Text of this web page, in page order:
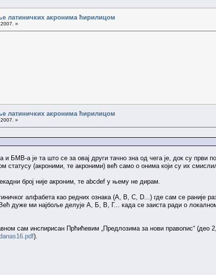
латиничких акронима ћирилицом
»
латиничких акронима ћирилицом
»
и БМВ-а је та што се за овај други тачно зна од чега је, док су
статусу (акроними, те акроними) већ само о онима који су их
број није акроним, те abcdef у њему не дирам.
алфабета као редних ознака (A, B, C, D...) где сам се
дуже ми најбоље делује А, Б, В, Г... када се заиста ради о
сам инспирисан Прћићевим „Предлозима за нови правопис“ (део 2,
).